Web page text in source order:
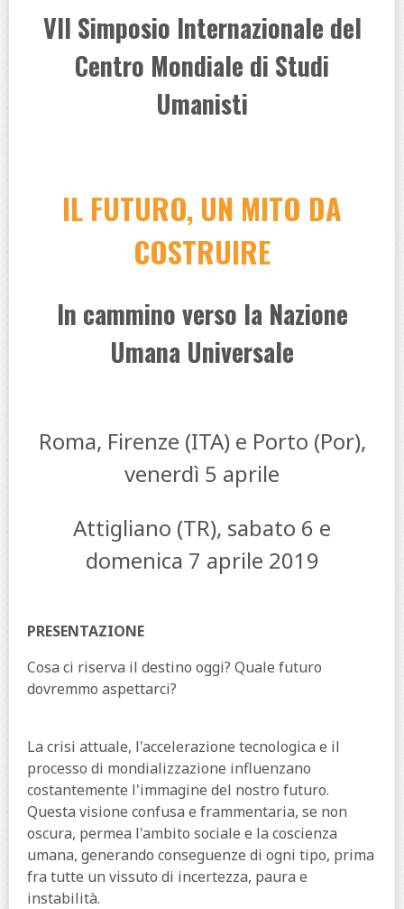
VII Simposio Internazionale del
Centro Mondiale di Studi
Umanisti
IL FUTURO, UN MITO DA
COSTRUIRE
In cammino verso la Nazione
Umana Universale
Roma, Firenze (ITA) e Porto (Por),
venerdì 5 aprile
Attigliano (TR), sabato 6 e
domenica 7 aprile 2019
PRESENTAZIONE
Cosa ci riserva il destino oggi? Quale futuro
dovremmo aspettarci?
La crisi attuale, l'accelerazione tecnologica e il
processo di mondializzazione influenzano
costantemente l'immagine del nostro futuro.
Questa visione confusa e frammentaria, se non
oscura, permea l'ambito sociale e la coscienza
umana, generando conseguenze di ogni tipo, prima
fra tutte un vissuto di incertezza, paura e
instabilità.